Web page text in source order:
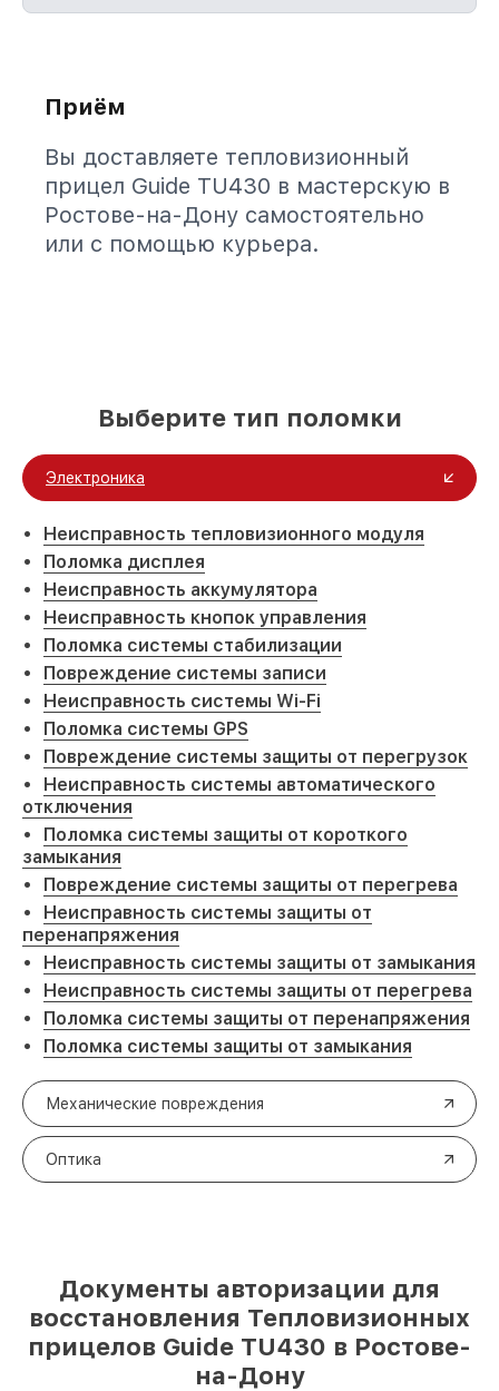
Приём
Вы доставляете тепловизионный
прицел Guide TU430 в мастерскую в
Ростове-на-Дону самостоятельно
или с помощью курьера.
Выберите тип поломки
Электроника
Неисправность тепловизионного модуля
Поломка дисплея
Неисправность аккумулятора
Неисправность кнопок управления
Поломка системы стабилизации
Повреждение системы записи
Неисправность системы Wi-Fi
Поломка системы GPS
Повреждение системы защиты от перегрузок
Неисправность системы автоматического
отключения
Поломка системы защиты от короткого
замыкания
Повреждение системы защиты от перегрева
Неисправность системы защиты от
перенапряжения
Неисправность системы защиты от замыкания
Неисправность системы защиты от перегрева
Поломка системы защиты от перенапряжения
Поломка системы защиты от замыкания
Механические повреждения
Оптика
Документы авторизации для
восстановления Тепловизионных
прицелов Guide TU430 в Ростове-
на-Дону